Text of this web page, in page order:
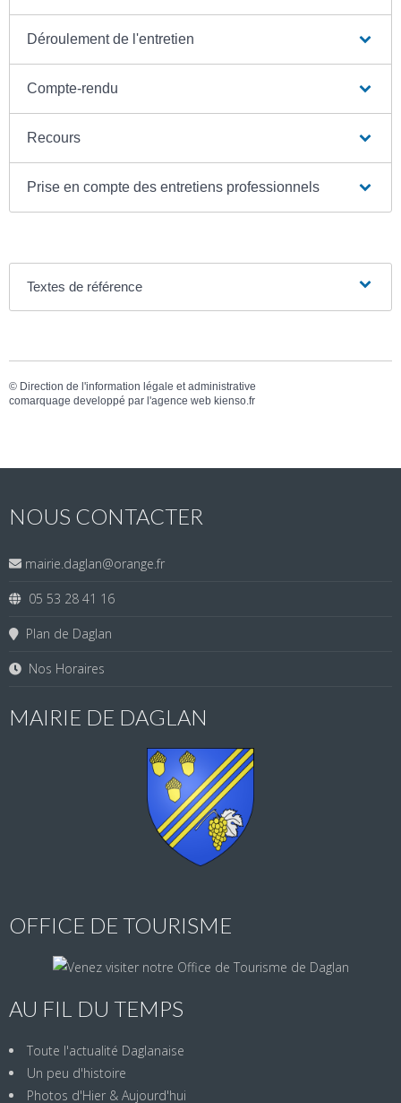
Déroulement de l'entretien
Compte-rendu
Recours
Prise en compte des entretiens professionnels
Textes de référence
© Direction de l'information légale et administrative
comarquage developpé par l'agence web kienso.fr
NOUS CONTACTER
mairie.daglan@orange.fr
05 53 28 41 16
Plan de Daglan
Nos Horaires
MAIRIE DE DAGLAN
OFFICE DE TOURISME
AU FIL DU TEMPS
Toute l'actualité Daglanaise
Un peu d'histoire
Photos d'Hier & Aujourd'hui